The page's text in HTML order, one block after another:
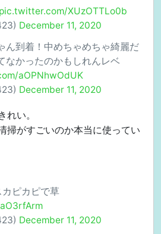
pic.twitter.com/XUzOTTLo0b
December 11, 2020
ん到着！中めちゃめちゃ綺麗だ
なかったのかもしれんレベ
aOPNhwOdUK
December 11, 2020
れい。
掃がすごいのか本当に使ってい
ピカピで草
December 11, 2020